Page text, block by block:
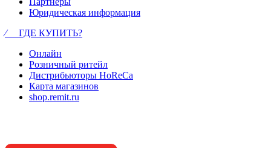
Юридическая информация
⁄ ГДЕ КУПИТЬ?
Онлайн
Розничный ритейл
Дистрибьюторы HoReCa
Карта магазинов
shop.remit.ru